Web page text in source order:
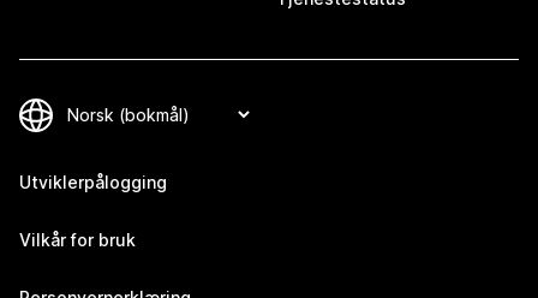
Utviklerpålogging
Vilkår for bruk